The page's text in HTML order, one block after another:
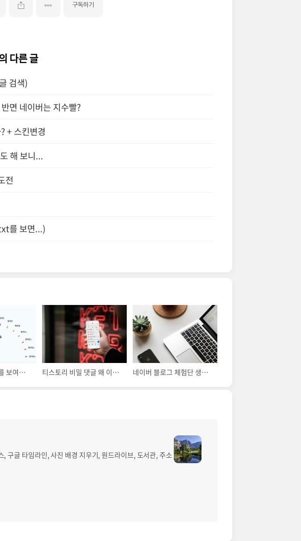
구독하기
다른 글
검색)
면 네이버는 지수빨?
+ 스킨변경
해 보니...
전
를 보면...)
노력한만큼 결과를 보여주는 티스토리, 반면 네이버는 지수빨? 티스토리 비밀 댓글 왜 이렇게 늘었을까? + 스킨변경 네이버 블로그 체험단 생활 약 3개월 정도 해 보니...
구글 타임라인, 사진 배경 지우기, 원드라이브, 도서관, 주소